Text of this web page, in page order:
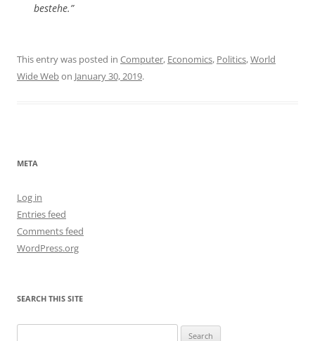
bestehe.”
This entry was posted in Computer, Economics, Politics,World
Wide Webon January 30, 2019.
META
Log in
Entries feed
Comments feed
WordPress.org
SEARCH THIS SITE